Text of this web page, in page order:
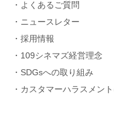
よくあるご質問
ニュースレター
採用情報
109シネマズ経営理念
SDGsへの取り組み
カスタマーハラスメン